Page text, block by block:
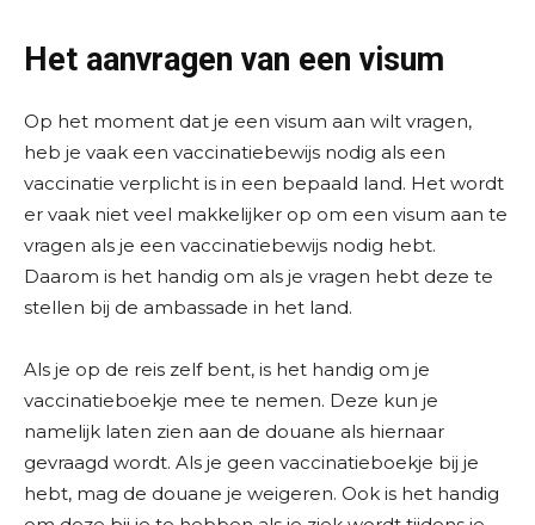
Het aanvragen van een visum
Op het moment dat je een visum aan wilt vragen,
heb je vaak een vaccinatiebewijs nodig als een
vaccinatie verplicht is in een bepaald land. Het wordt
er vaak niet veel makkelijker op om een visum aan te
vragen als je een vaccinatiebewijs nodig hebt.
Daarom is het handig om als je vragen hebt deze te
stellen bij de ambassade in het land.
Als je op de reis zelf bent, is het handig om je
vaccinatieboekje mee te nemen. Deze kun je
namelijk laten zien aan de douane als hiernaar
gevraagd wordt. Als je geen vaccinatieboekje bij je
hebt, mag de douane je weigeren. Ook is het handig